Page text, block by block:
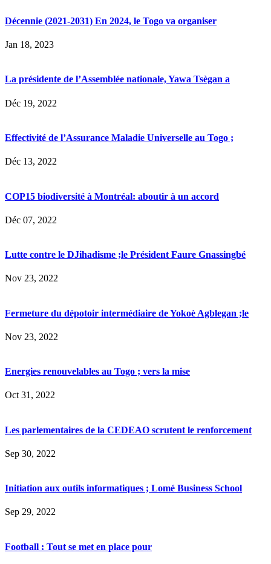
Décennie (2021-2031) En 2024, le Togo va organiser
Jan 18, 2023
La présidente de l’Assemblée nationale, Yawa Tsègan a
Déc 19, 2022
Effectivité de l’Assurance Maladie Universelle au Togo ;
Déc 13, 2022
COP15 biodiversité à Montréal: aboutir à un accord
Déc 07, 2022
Lutte contre le DJihadisme ;le Président Faure Gnassingbé
Nov 23, 2022
Fermeture du dépotoir intermédiaire de Yokoè Agblegan ;le
Nov 23, 2022
Energies renouvelables au Togo ; vers la mise
Oct 31, 2022
Les parlementaires de la CEDEAO scrutent le renforcement
Sep 30, 2022
Initiation aux outils informatiques ; Lomé Business School
Sep 29, 2022
Football : Tout se met en place pour